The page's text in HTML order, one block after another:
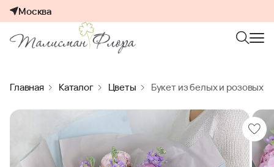
Москва
Главная Каталог Цветы Букет из белых и розовых